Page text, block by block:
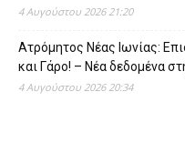
4 Αυγούστου 2026 21:20
Ατρόμητος Νέας Ιωνίας:
και Γάρο! – Νέα δεδομένα
4 Αυγούστου 2026 20:34